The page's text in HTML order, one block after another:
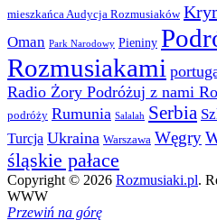
mieszkańca Audycja Rozmusiaków
Oman Park Narodowy Pieniny
Rozmusiakami
Radio Żory Podróżuj z nami
podróży Rumunia Salalah Serbia
Turcja Ukraina Warszawa Węgry
śląskie pałace
Copyright © 2026 Rozmusiaki.pl.
WWW
Przewiń na górę